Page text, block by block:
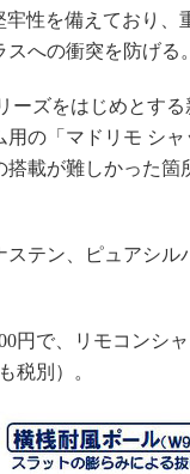
性を備えており、
への衝突を防げる。
ズをはじめとする
の「マドリモ シ
載が難しかった箇
テン、ピュアシル
円で、リモコンシ
税別）。